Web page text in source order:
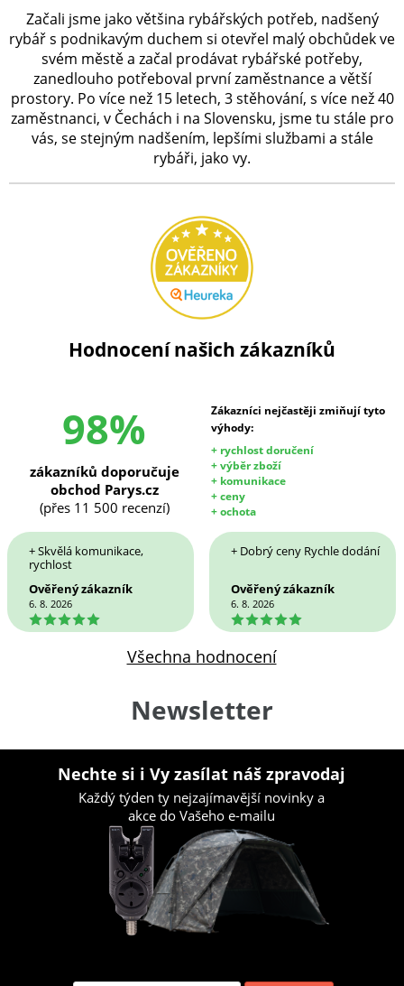
Začali jsme jako většina rybářských potřeb, nadšený
rybář s podnikavým duchem si otevřel malý obchůdek ve
svém městě a začal prodávat rybářské potřeby,
zanedlouho potřeboval první zaměstnance a větší
prostory. Po více než 15 letech, 3 stěhování, s více než 40
zaměstnanci, v Čechách i na Slovensku, jsme tu stále pro
vás, se stejným nadšením, lepšími službami a stále
rybáři, jako vy.
Hodnocení našich zákazníků
98%
Zákazníci nejčastěji zmiňují tyto
výhody:
+ rychlost doručení
+ výběr zboží
+ komunikace
+ ceny
+ ochota
zákazníků doporučuje
obchod Parys.cz
(přes 11 500 recenzí)
+ Skvělá komunikace,
rychlost
Ověřený zákazník
6. 8. 2026
5
+ Dobrý ceny Rychle dodání
Ověřený zákazník
6. 8. 2026
5
Všechna hodnocení
Newsletter
Nechte si i Vy zasílat náš zpravodaj
Každý týden ty nejzajímavější novinky a
akce do Vašeho e-mailu